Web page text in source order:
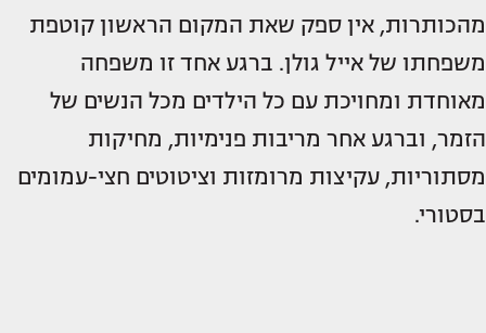
מהכותרות, אין ספק שאת המקום הראשון קוטפת
משפחתו של אייל גולן. ברגע אחד זו משפחה
מאוחדת ומחויכת עם כל הילדים מכל הנשים של
הזמר, וברגע אחר מריבות פנימיות, מחיקות
מסתוריות, עקיצות מרומזות וציטוטים חצי-עמומים
בסטורי.